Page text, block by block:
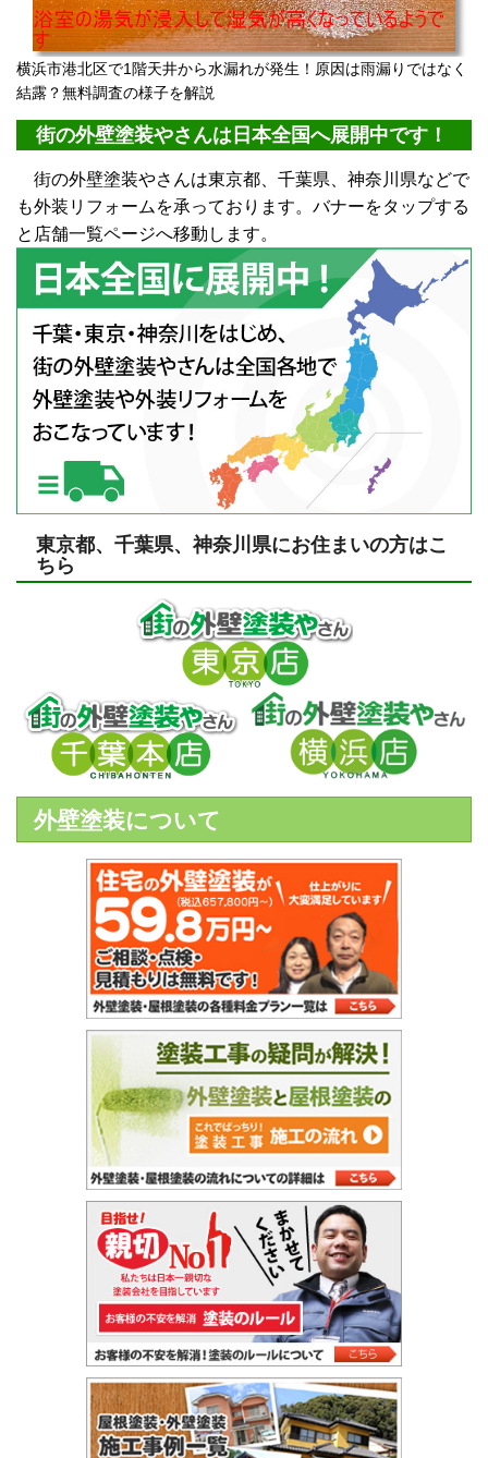
横浜市港北区で1階天井から水漏れが発生！原因は雨漏りではなく
結露？無料調査の様子を解説
街の外壁塗装やさんは日本全国へ展開中です！
街の外壁塗装やさんは東京都、千葉県、神奈川県などで
も外装リフォームを承っております。バナーをタップする
と店舗一覧ページへ移動します。
東京都、千葉県、神奈川県にお住まいの方はこ
ちら
外壁塗装について